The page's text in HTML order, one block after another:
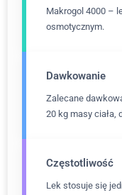
Makrogol 4000 –
osmotycznym.
Dawkowanie
Zalecane
20 kg masy ciała,
Częstotliwość
Lek stosuje się